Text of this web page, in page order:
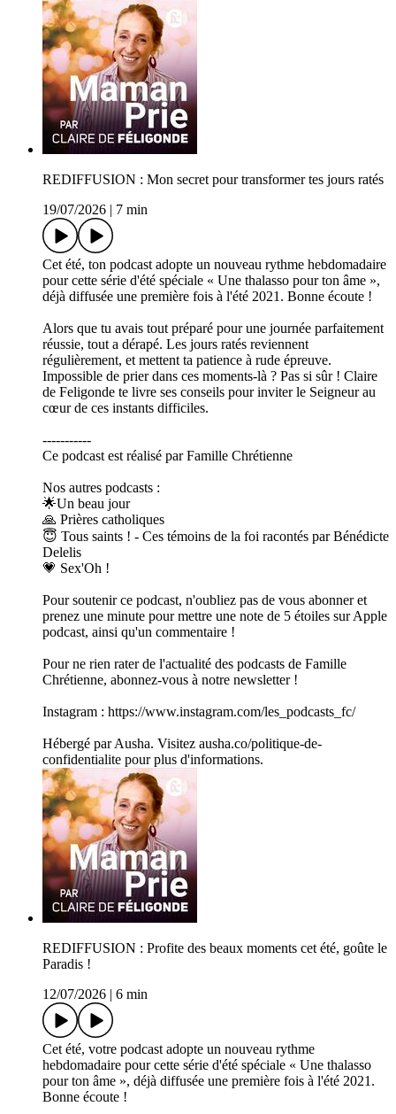
REDIFFUSION : Mon secret pour transformer tes jours ratés
19/07/2026
7 min
Cet été, ton podcast adopte un nouveau rythme hebdomadaire
pour cette série d'été spéciale « Une thalasso pour ton âme »,
déjà diffusée une première fois à l'été 2021. Bonne écoute !
Alors que tu avais tout préparé pour une journée parfaitement
réussie, tout a dérapé. Les jours ratés reviennent
régulièrement, et mettent ta patience à rude épreuve.
Impossible de prier dans ces moments-là ? Pas si sûr ! Claire
de Feligonde te livre ses conseils pour inviter le Seigneur au
cœur de ces instants difficiles.
-----------
Ce podcast est réalisé par Famille Chrétienne
Nos autres podcasts :
🌟Un beau jour
🙏 Prières catholiques
😇 Tous saints ! - Ces témoins de la foi racontés par Bénédicte
Delelis
💗 Sex'Oh !
Pour soutenir ce podcast, n'oubliez pas de vous abonner et
prenez une minute pour mettre une note de 5 étoiles sur Apple
podcast, ainsi qu'un commentaire !
Pour ne rien rater de l'actualité des podcasts de Famille
Chrétienne, abonnez-vous à notre newsletter !
Instagram : https://www.instagram.com/les_podcasts_fc/
Hébergé par Ausha. Visitez ausha.co/politique-de-
confidentialite pour plus d'informations.
REDIFFUSION : Profite des beaux moments cet été, goûte le
Paradis !
12/07/2026
6 min
Cet été, votre podcast adopte un nouveau rythme
hebdomadaire pour cette série d'été spéciale « Une thalasso
pour ton âme », déjà diffusée une première fois à l'été 2021.
Bonne écoute !